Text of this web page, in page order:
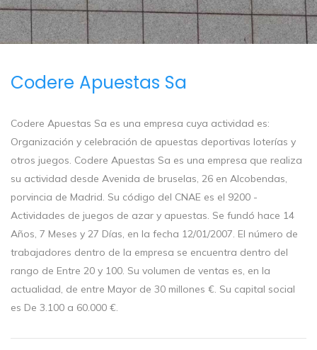
Codere Apuestas Sa
Codere Apuestas Sa es una empresa cuya actividad es:
Organización y celebración de apuestas deportivas loterías y
otros juegos. Codere Apuestas Sa es una empresa que realiza
su actividad desde Avenida de bruselas, 26 en Alcobendas,
porvincia de Madrid. Su código del CNAE es el 9200 -
Actividades de juegos de azar y apuestas. Se fundó hace 14
Años, 7 Meses y 27 Días, en la fecha 12/01/2007. El número de
trabajadores dentro de la empresa se encuentra dentro del
rango de Entre 20 y 100. Su volumen de ventas es, en la
actualidad, de entre Mayor de 30 millones €. Su capital social
es De 3.100 a 60.000 €.